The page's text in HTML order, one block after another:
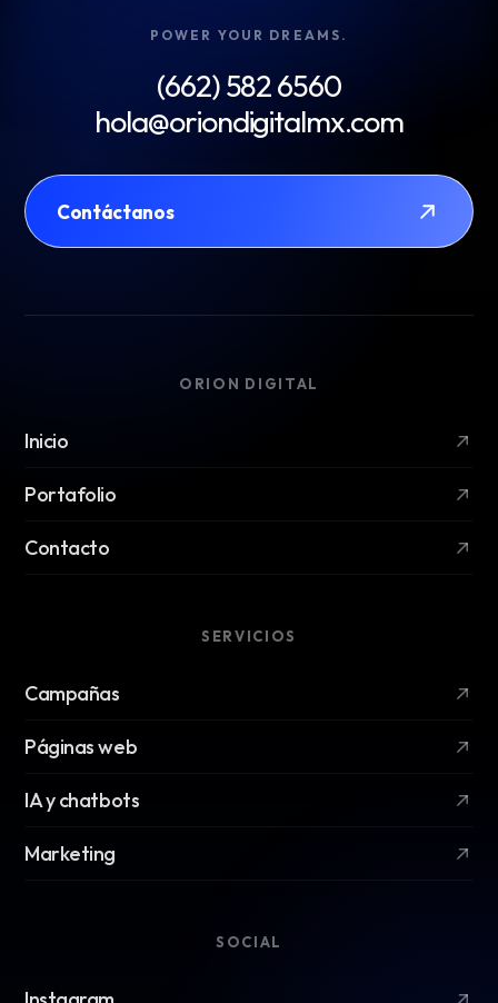
POWER YOUR DREAMS.
(662) 582 6560
hola@oriondigitalmx.com
Contáctanos
ORION DIGITAL
Inicio
Portafolio
Contacto
SERVICIOS
Campañas
Páginas web
IA y chatbots
Marketing
SOCIAL